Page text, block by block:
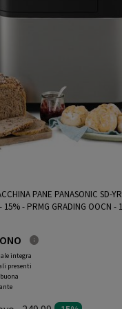
PANE PANASONIC SD-
15%- PRMG GRADING OOCN -
integra
presenti